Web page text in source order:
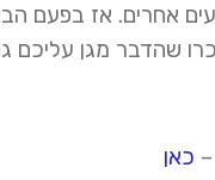
אחרים. אז
שהדבר מגן עליכם
– כאן